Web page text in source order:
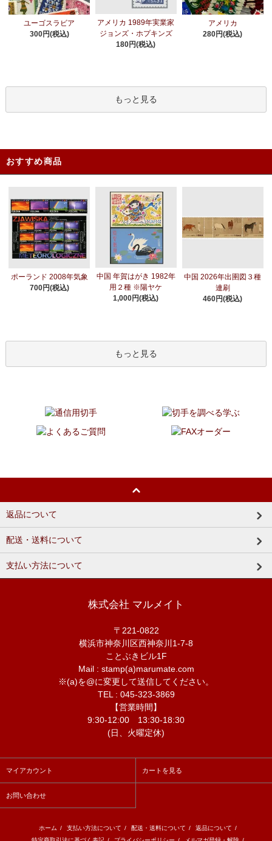
ユーゴスラビア
300円(税込)
アメリカ 1989年実業家
ジョンズ・ホプキンズ
180円(税込)
アメリカ
280円(税込)
もっと見る
おすすめ商品
ポーランド 2008年気象
700円(税込)
中国 年賀はがき 1982年
用２種 ※陽ヤケ
1,000円(税込)
中国 2026年出圉図３種
連刷
460円(税込)
もっと見る
返品について
配送・送料について
支払い方法について
株式会社 マルメイト
〒221-0822
横浜市神奈川区西神奈川1-7-8
ことぶきビル1F
Mail : stamp(a)marumate.com
※(a)を@に変更して送信してください。
TEL : 045-323-3869
【営業時間】
9:30-12:00 13:30-18:30
(日、火曜定休)
マイアカウント カートを見る
お問い合わせ
ホーム / 支払い方法について / 配送・送料について / 返品について /